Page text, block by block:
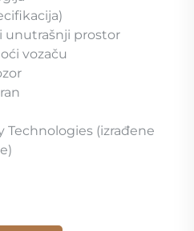
unutrašnji prostor
vozaču
Technologies (izrađene